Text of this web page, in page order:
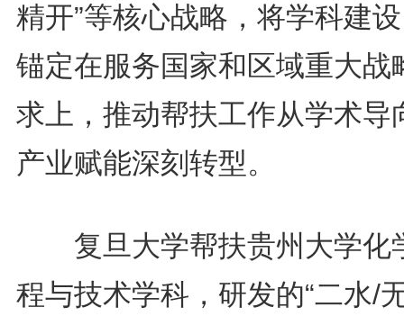
精开”等核心战略，将学科建
锚定在服务国家和区域重大战
求上，推动帮扶工作从学术导
产业赋能深刻转型。
复旦大学帮扶贵州大学化
程与技术学科，研发的“二水/